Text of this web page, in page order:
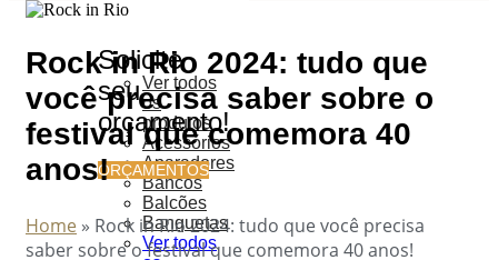
Ver todos
os
produtos
Acessórios
Aparadores
Bancos
Balcões
Banquetas
Ver todos
Solicite
seu
orçamento!
ORÇAMENTOS
Rock in Rio 2024: tudo que
você precisa saber sobre o
festival que comemora 40
anos!
Home » Rock in Rio 2024: tudo que você precisa
saber sobre o festival que comemora 40 anos!